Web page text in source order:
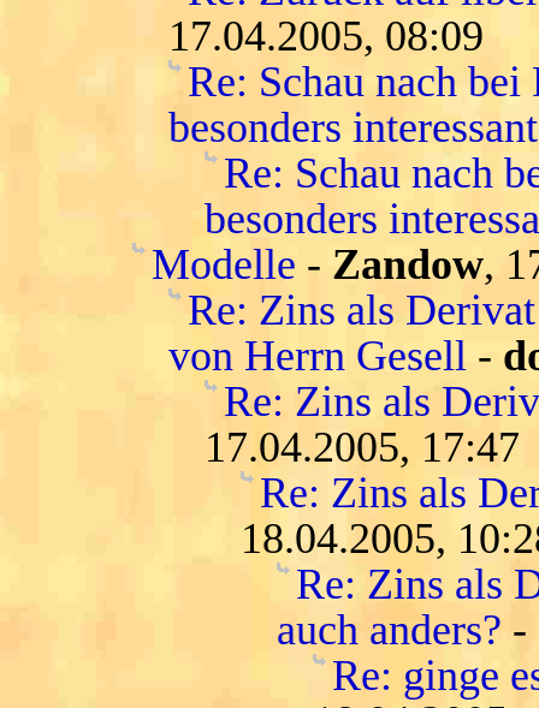
17.04.2005, 08:09
Re: Schau nach
besonders interessant
Re: Schau nach
besonders
Modelle - Zandow,
Re: Zins als
von Herrn Gesell -
Re: Zins als
17.04.2005, 17:47
Re: Zins als
18.04.2005,
Re: Zins als
auch anders? -
Re: ginge